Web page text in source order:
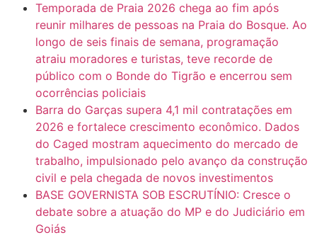
Temporada de Praia 2026 chega ao fim após
reunir milhares de pessoas na Praia do Bosque. Ao
longo de seis finais de semana, programação
atraiu moradores e turistas, teve recorde de
público com o Bonde do Tigrão e encerrou sem
ocorrências policiais
Barra do Garças supera 4,1 mil contratações em
2026 e fortalece crescimento econômico. Dados
do Caged mostram aquecimento do mercado de
trabalho, impulsionado pelo avanço da construção
civil e pela chegada de novos investimentos
BASE GOVERNISTA SOB ESCRUTÍNIO: Cresce o
debate sobre a atuação do MP e do Judiciário em
Goiás